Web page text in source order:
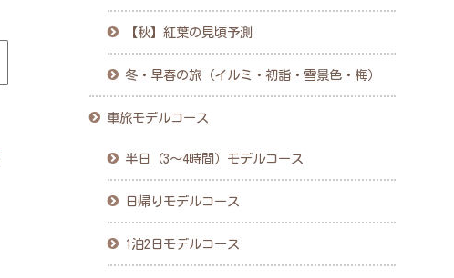
【秋】紅葉の見頃予測
冬・早春の旅（イルミ・初詣・雪景色・梅）
車旅モデルコース
半日（3〜4時間）モデルコース
日帰りモデルコース
1泊2日モデルコース